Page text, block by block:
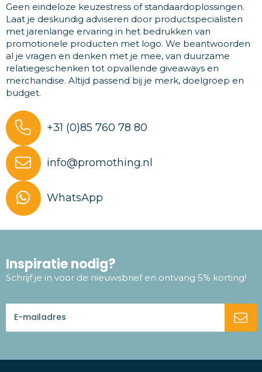
Geen eindeloze keuzestress of standaardoplossingen.
Laat je deskundig adviseren door productspecialisten
met jarenlange ervaring in het bedrukken van
promotionele producten met logo. We beantwoorden
al je vragen en denken met je mee, van duurzame
relatiegeschenken tot opvallende giveaways en
merchandise. Altijd passend bij je merk, doelgroep en
budget.
+31 (0)85 760 78 80
info@promothing.nl
WhatsApp
Inspiratie nodig?
Schrijf je in voor de nieuwsbrief en ontvang 5% korting!